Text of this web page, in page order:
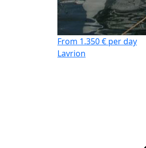
From 1.350 € per day
Lavrion